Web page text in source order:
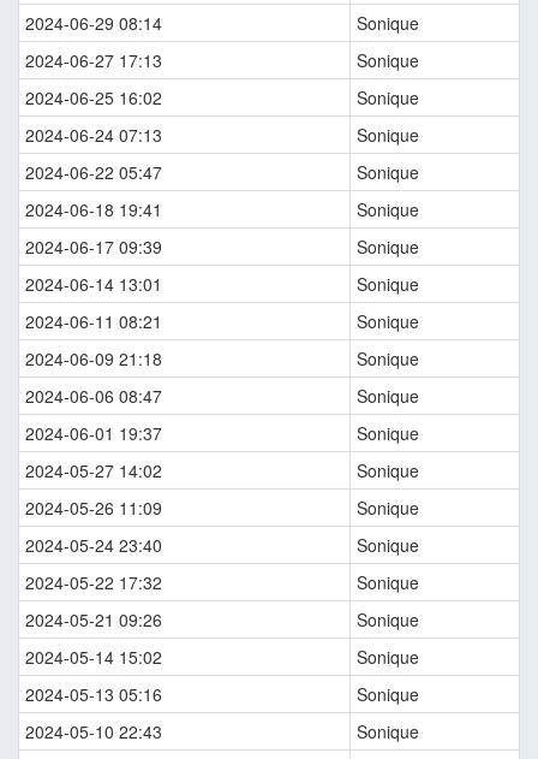
2024-06-29 08:14
Sonique
2024-06-27 17:13
Sonique
2024-06-25 16:02
Sonique
2024-06-24 07:13
Sonique
2024-06-22 05:47
Sonique
2024-06-18 19:41
Sonique
2024-06-17 09:39
Sonique
2024-06-14 13:01
Sonique
2024-06-11 08:21
Sonique
2024-06-09 21:18
Sonique
2024-06-06 08:47
Sonique
2024-06-01 19:37
Sonique
2024-05-27 14:02
Sonique
2024-05-26 11:09
Sonique
2024-05-24 23:40
Sonique
2024-05-22 17:32
Sonique
2024-05-21 09:26
Sonique
2024-05-14 15:02
Sonique
2024-05-13 05:16
Sonique
2024-05-10 22:43
Sonique